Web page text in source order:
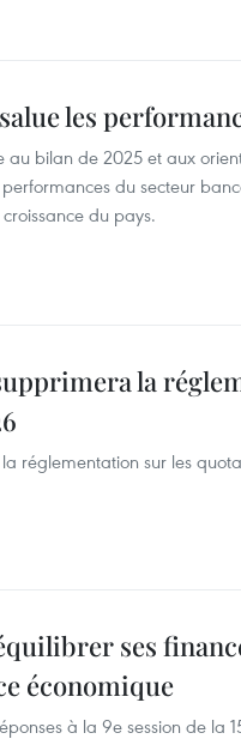
les
au bilan de 2025 et aux
du secteur
du pays.
la
réglementation sur les
ses
économique
à la 9e session de la